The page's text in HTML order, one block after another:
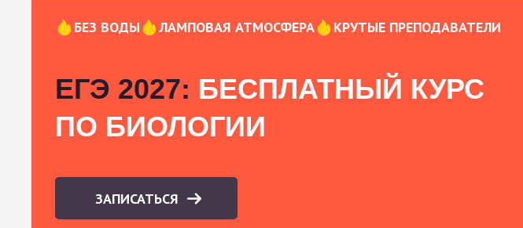
БЕЗ ВОДЫ ЛАМПОВАЯ АТМОСФЕРА КРУТЫЕ ПРЕПОДАВАТЕЛИ
ЕГЭ 2027: БЕСПЛАТНЫЙ КУРС
ПО БИОЛОГИИ
ЗАПИСАТЬСЯ